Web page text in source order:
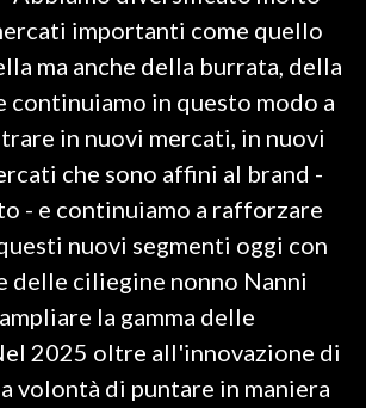
importanti come quello
ma anche della burrata, della
continuiamo in questo modo a
in nuovi mercati, in nuovi
che sono affini al brand -
- e continuiamo a rafforzare
nuovi segmenti oggi con
delle ciliegine nonno Nanni
la gamma delle
2025 oltre all'innovazione di
volontà di puntare in maniera